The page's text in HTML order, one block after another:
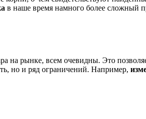
в наше время намного более сложный
на рынке, всем очевидны. Это
но и ряд ограничений. Например,